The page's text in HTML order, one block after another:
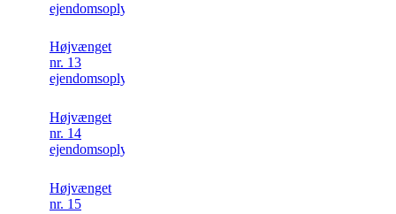
ejendomsoplysning
Højvænget
nr. 13
ejendomsoplysning
Højvænget
nr. 14
ejendomsoplysning
Højvænget
nr. 15